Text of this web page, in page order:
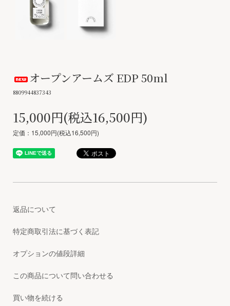
オープンアームズ EDP 50ml
8809944837343
15,000円(税込16,500円)
定価：15,000円(税込16,500円)
返品について
特定商取引法に基づく表記
オプションの値段詳細
この商品について問い合わせる
買い物を続ける